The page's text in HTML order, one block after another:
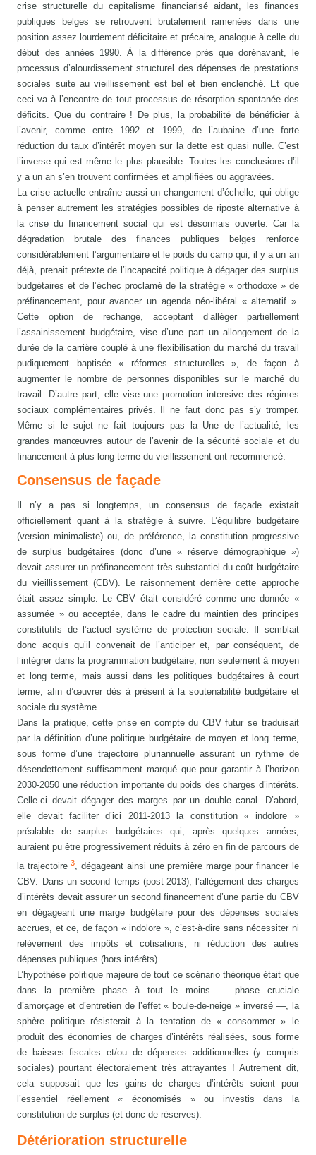
crise structurelle du capitalisme financiarisé aidant, les finances
publiques belges se retrouvent brutalement ramenées dans une
position assez lourdement déficitaire et précaire, analogue à celle du
début des années 1990. À la différence près que dorénavant, le
processus d’alourdissement structurel des dépenses de prestations
sociales suite au vieillissement est bel et bien enclenché. Et que
ceci va à l’encontre de tout processus de résorption spontanée des
déficits. Que du contraire ! De plus, la probabilité de bénéficier à
l’avenir, comme entre 1992 et 1999, de l’aubaine d’une forte
réduction du taux d’intérêt moyen sur la dette est quasi nulle. C’est
l’inverse qui est même le plus plausible. Toutes les conclusions d’il
y a un an s’en trouvent confirmées et amplifiées ou aggravées.
La crise actuelle entraîne aussi un changement d’échelle, qui oblige
à penser autrement les stratégies possibles de riposte alternative à
la crise du financement social qui est désormais ouverte. Car la
dégradation brutale des finances publiques belges renforce
considérablement l’argumentaire et le poids du camp qui, il y a un an
déjà, prenait prétexte de l’incapacité politique à dégager des surplus
budgétaires et de l’échec proclamé de la stratégie « orthodoxe » de
préfinancement, pour avancer un agenda néo-libéral « alternatif ».
Cette option de rechange, acceptant d’alléger partiellement
l’assainissement budgétaire, vise d’une part un allongement de la
durée de la carrière couplé à une flexibilisation du marché du travail
pudiquement baptisée « réformes structurelles », de façon à
augmenter le nombre de personnes disponibles sur le marché du
travail. D’autre part, elle vise une promotion intensive des régimes
sociaux complémentaires privés. Il ne faut donc pas s’y tromper.
Même si le sujet ne fait toujours pas la Une de l’actualité, les
grandes manœuvres autour de l’avenir de la sécurité sociale et du
financement à plus long terme du vieillissement ont recommencé.
Consensus de façade
Il n’y a pas si longtemps, un consensus de façade existait
officiellement quant à la stratégie à suivre. L’équilibre budgétaire
(version minimaliste) ou, de préférence, la constitution progressive
de surplus budgétaires (donc d’une « réserve démographique »)
devait assurer un préfinancement très substantiel du coût budgétaire
du vieillissement (CBV). Le raisonnement derrière cette approche
était assez simple. Le CBV était considéré comme une donnée «
assumée » ou acceptée, dans le cadre du maintien des principes
constitutifs de l’actuel système de protection sociale. Il semblait
donc acquis qu’il convenait de l’anticiper et, par conséquent, de
l’intégrer dans la programmation budgétaire, non seulement à moyen
et long terme, mais aussi dans les politiques budgétaires à court
terme, afin d’œuvrer dès à présent à la soutenabilité budgétaire et
sociale du système.
Dans la pratique, cette prise en compte du CBV futur se traduisait
par la définition d’une politique budgétaire de moyen et long terme,
sous forme d’une trajectoire pluriannuelle assurant un rythme de
désendettement suffisamment marqué que pour garantir à l’horizon
2030-2050 une réduction importante du poids des charges d’intérêts.
Celle-ci devait dégager des marges par un double canal. D’abord,
elle devait faciliter d’ici 2011-2013 la constitution « indolore »
préalable de surplus budgétaires qui, après quelques années,
auraient pu être progressivement réduits à zéro en fin de parcours de
la trajectoire 3, dégageant ainsi une première marge pour financer le
CBV. Dans un second temps (post-2013), l’allègement des charges
d’intérêts devait assurer un second financement d’une partie du CBV
en dégageant une marge budgétaire pour des dépenses sociales
accrues, et ce, de façon « indolore », c’est-à-dire sans nécessiter ni
relèvement des impôts et cotisations, ni réduction des autres
dépenses publiques (hors intérêts).
L’hypothèse politique majeure de tout ce scénario théorique était que
dans la première phase à tout le moins — phase cruciale
d’amorçage et d’entretien de l’effet « boule-de-neige » inversé —, la
sphère politique résisterait à la tentation de « consommer » le
produit des économies de charges d’intérêts réalisées, sous forme
de baisses fiscales et/ou de dépenses additionnelles (y compris
sociales) pourtant électoralement très attrayantes ! Autrement dit,
cela supposait que les gains de charges d’intérêts soient pour
l’essentiel réellement « économisés » ou investis dans la
constitution de surplus (et donc de réserves).
Détérioration structurelle